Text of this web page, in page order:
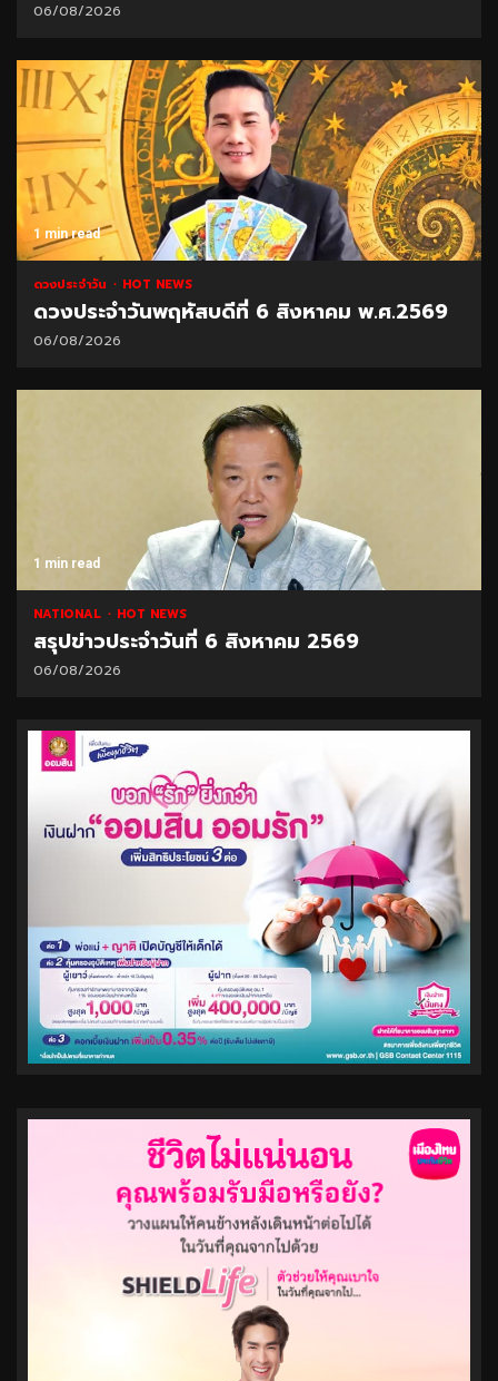
06/08/2026
1 min read
ดวงประจำวัน HOT NEWS
ดวงประจำวันพฤหัสบดีที่ 6 สิงหาคม พ.ศ.2569
06/08/2026
1 min read
NATIONAL HOT NEWS
สรุปข่าวประจำวันที่ 6 สิงหาคม 2569
06/08/2026